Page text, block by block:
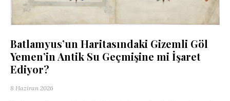
Batlamyus’un Haritasındaki Gizemli Göl
Yemen’in Antik Su Geçmişine mi İşaret
Ediyor?
8 Haziran 2026